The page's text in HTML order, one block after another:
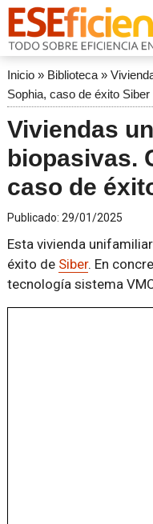
Inicio» Biblioteca»
Sophia, caso de éxito Siber
Viviendas
biopasivas.
caso de
Publicado: 29/01/2025
Esta vivienda
éxito de Siber. En
tecnología sistema